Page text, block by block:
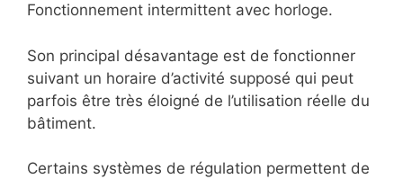
Fonctionnement intermittent avec horloge.
Son principal désavantage est de fonctionner
suivant un horaire d’activité supposé qui peut
parfois être très éloigné de l’utilisation réelle du
bâtiment.
Certains systèmes de régulation permettent de